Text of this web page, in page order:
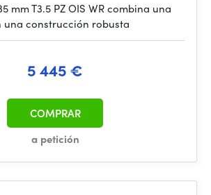
mm T3.5 PZ OIS WR combina una
una construcción robusta
5 445 €
a petición
COMPRAR